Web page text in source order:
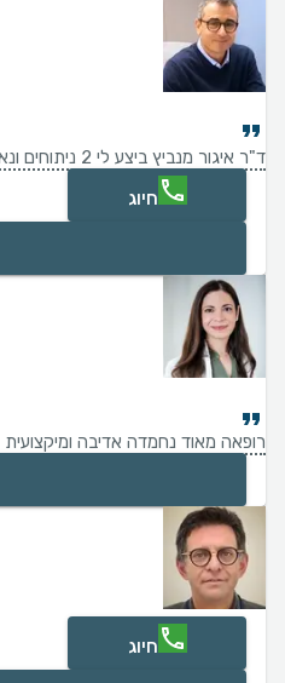
ד"ר איגור מנביץ ביצע לי 2 ניתוחים ונאסיל בשנות 2021 ו-2025 ב-2 רגליים עם תוצאות טובות מאוד.
חיוג
רופאה מאוד נחמדה אדיבה ומיקצועית
חיוג